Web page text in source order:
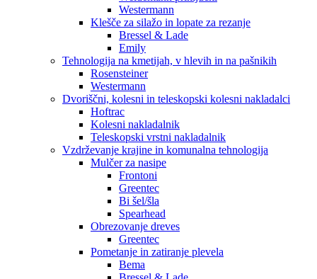
Westermann
Klešče za silažo in lopate za rezanje
Bressel & Lade
Emily
Tehnologija na kmetijah, v hlevih in na pašnikih
Rosensteiner
Westermann
Dvoriščni, kolesni in teleskopski kolesni nakladalci
Hoftrac
Kolesni nakladalnik
Teleskopski vrstni nakladalnik
Vzdrževanje krajine in komunalna tehnologija
Mulčer za nasipe
Frontoni
Greentec
Bi šel/šla
Spearhead
Obrezovanje dreves
Greentec
Pometanje in zatiranje plevela
Bema